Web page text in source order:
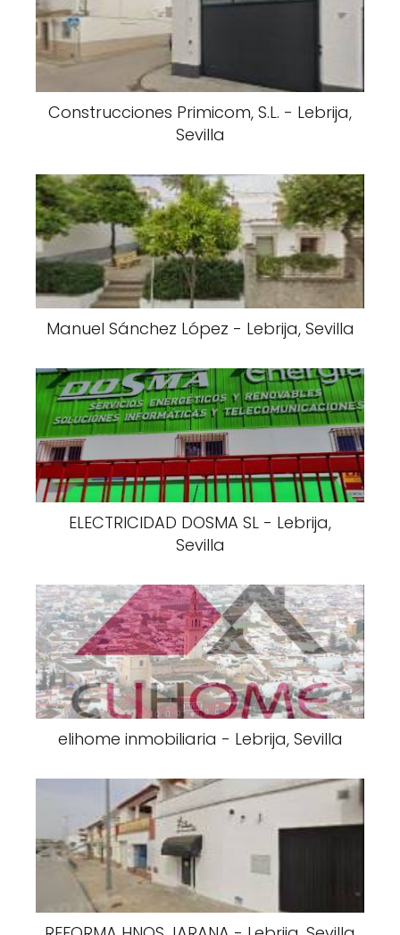
Construcciones Primicom, S.L. - Lebrija,
Sevilla
Manuel Sánchez López - Lebrija, Sevilla
ELECTRICIDAD DOSMA SL - Lebrija,
Sevilla
elihome inmobiliaria - Lebrija, Sevilla